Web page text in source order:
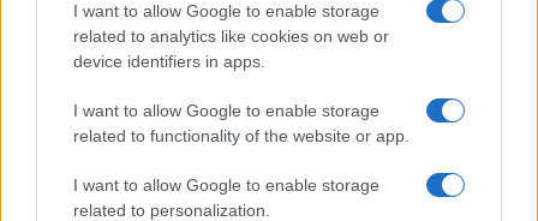
I want to allow Google to enable storage
related to analytics like cookies on web or
device identifiers in apps.
I want to allow Google to enable storage
related to functionality of the website or app.
I want to allow Google to enable storage
related to personalization.
Ακολουθείστε το iPaideia.gr στο Google News